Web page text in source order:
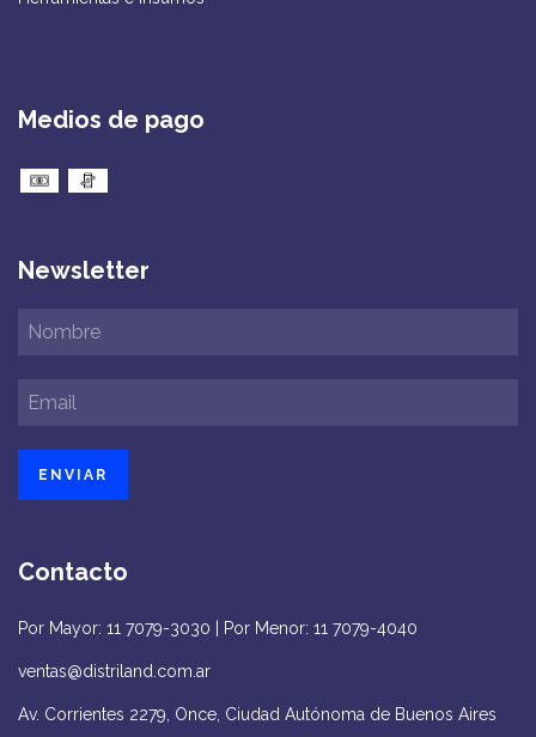
Medios de pago
Newsletter
Contacto
Por Mayor: 11 7079-3030 | Por Menor: 11 7079-4040
ventas@distriland.com.ar
Av. Corrientes 2279, Once, Ciudad Autónoma de Buenos Aires